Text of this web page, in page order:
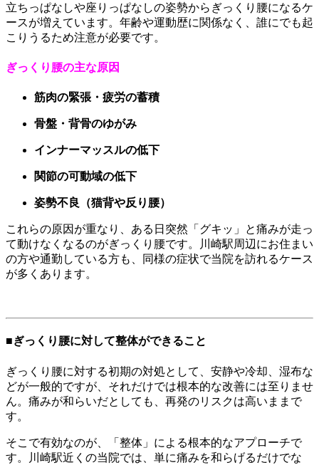
立ちっぱなしや座りっぱなしの姿勢からぎっくり腰になるケ
ースが増えています。年齢や運動歴に関係なく、誰にでも起
こりうるため注意が必要です。
ぎっくり腰の主な原因
筋肉の緊張・疲労の蓄積
骨盤・背骨のゆがみ
インナーマッスルの低下
関節の可動域の低下
姿勢不良（猫背や反り腰）
これらの原因が重なり、ある日突然「グキッ」と痛みが走っ
て動けなくなるのがぎっくり腰です。川崎駅周辺にお住まい
の方や通勤している方も、同様の症状で当院を訪れるケース
が多くあります。
■ぎっくり腰に対して整体ができること
ぎっくり腰に対する初期の対処として、安静や冷却、湿布な
どが一般的ですが、それだけでは根本的な改善には至りませ
ん。痛みが和らいだとしても、再発のリスクは高いままで
す。
そこで有効なのが、「整体」による根本的なアプローチで
す。川崎駅近くの当院では、単に痛みを和らげるだけでな